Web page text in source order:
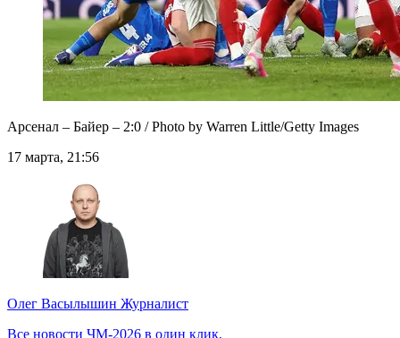
Арсенал – Байер – 2:0 / Photo by Warren Little/Getty Images
17 марта, 21:56
Олег Васылышин Журналист
Все новости ЧМ-2026 в один клик.